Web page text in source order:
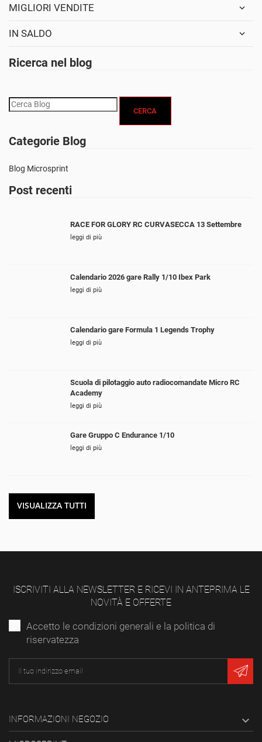
MIGLIORI VENDITE
IN SALDO
Ricerca nel blog
CERCA
Categorie Blog
Blog Microsprint
Post recenti
RACE FOR GLORY RC CURVASECCA 13 Settembre
leggi di più
Calendario 2026 gare Rally 1/10 Ibex Park
leggi di più
Calendario gare Formula 1 Legends Trophy
leggi di più
Scuola di pilotaggio auto radiocomandate Micro RC
Academy
leggi di più
Gare Gruppo C Endurance 1/10
leggi di più
VISUALIZZA TUTTI
ISCRIVITI ALLA NEWSLETTER E RICEVI IN ANTEPRIMA LE
NOVITÀ E OFFERTE
Accetto le condizioni generali e la politica di
riservatezza
INFORMAZIONI NEGOZIO 